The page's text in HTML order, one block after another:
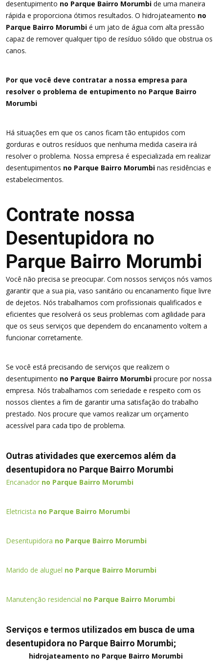
desentupimento no Parque Bairro Morumbi de uma maneira
rápida e proporciona ótimos resultados. O hidrojateamento no
Parque Bairro Morumbi é um jato de água com alta pressão
capaz de remover qualquer tipo de resíduo sólido que obstrua os
canos.
Por que você deve contratar a nossa empresa para
resolver o problema de entupimento no Parque Bairro
Morumbi
Há situações em que os canos ficam tão entupidos com
gorduras e outros resíduos que nenhuma medida caseira irá
resolver o problema. Nossa empresa é especializada em realizar
desentupimentos no Parque Bairro Morumbi nas residências e
estabelecimentos.
Contrate nossa
Desentupidora no
Parque Bairro Morumbi
Você não precisa se preocupar. Com nossos serviços nós vamos
garantir que a sua pia, vaso sanitário ou encanamento fique livre
de dejetos. Nós trabalhamos com profissionais qualificados e
eficientes que resolverá os seus problemas com agilidade para
que os seus serviços que dependem do encanamento voltem a
funcionar corretamente.
Se você está precisando de serviços que realizem o
desentupimento no Parque Bairro Morumbi procure por nossa
empresa. Nós trabalhamos com seriedade e respeito com os
nossos clientes a fim de garantir uma satisfação do trabalho
prestado. Nos procure que vamos realizar um orçamento
acessível para cada tipo de problema.
Outras atividades que exercemos além da
desentupidora no Parque Bairro Morumbi
Encanador no Parque Bairro Morumbi
Eletricista no Parque Bairro Morumbi
Desentupidora no Parque Bairro Morumbi
Marido de aluguel no Parque Bairro Morumbi
Manutenção residencial no Parque Bairro Morumbi
Serviços e termos utilizados em busca de uma
desentupidora no Parque Bairro Morumbi;
hidrojateamento no Parque Bairro Morumbi